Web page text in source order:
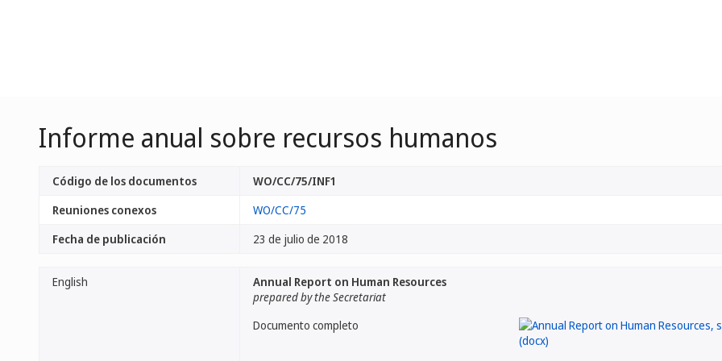
Informe anual sobre recursos humanos
Código de los documentos
WO/CC/75/INF1
Reuniones conexos
WO/CC/75
Fecha de publicación
23 de julio de 2018
English
Annual Report on Human Resources
prepared by the Secretariat
Documento completo